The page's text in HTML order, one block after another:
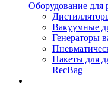
Оборудование для
Вакуумные
Генераторы
Пакеты для
RecBag